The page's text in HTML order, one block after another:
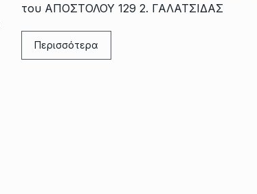
του ΑΠΟΣΤΟΛΟΥ 129 2. ΓΑΛΑΤΣΙΔΑΣ
Περισσότερα